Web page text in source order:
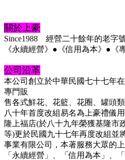
關於上豪
Since1988 經營二十餘年的老字
《永續經營》 ● 《信用為本》 ● 《
公司沿革
本公司創立於中華民國七十七年
專門販
售各式鮮花、花籃、花圈、罐頭
八十年首度改組易名為上豪禮儀
隆上福店(於八十九年榮獲基隆市
等)更於民國九十七年再度改組並
事業有限公司，本著服務大眾的
「永續經營」、「信用為本」、